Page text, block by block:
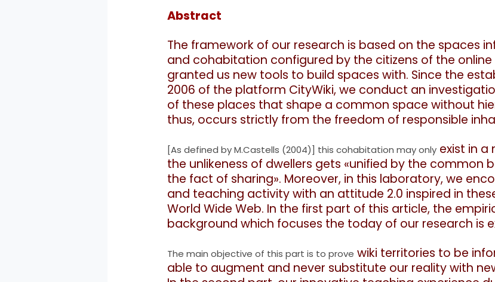
Abstract
The framework of our research is based on the spaces
and cohabitation configured by the citizens of the online
granted us new tools to build spaces with. Since the
2006 of the platform CityWiki, we conduct an
of these places that shape a common space without
thus, occurs strictly from the freedom of responsible
[As defined by M.Castells (2004)] this cohabitation may only exist in a
the unlikeness of dwellers gets «unified by the common
the fact of sharing». Moreover, in this laboratory, we
and teaching activity with an attitude 2.0 inspired in
World Wide Web. In the first part of this article, the
background which focuses the today of our research is
The main objective of this part is to prove wiki territories to be
able to augment and never substitute our reality with